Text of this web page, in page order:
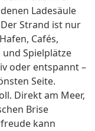
Ladesäule
Strand ist nur
Cafés,
Spielplätze
oder entspannt –
Seite.
Direkt am Meer,
Brise
kann